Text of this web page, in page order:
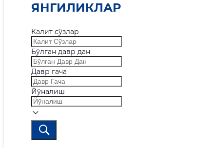
ЯНГИЛИКЛАР
Калит сўзлар
Бўлган давр дан
Давр гача
Йўналиш